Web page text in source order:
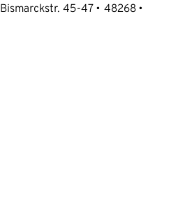
Bismarckstr. 45-47
48268